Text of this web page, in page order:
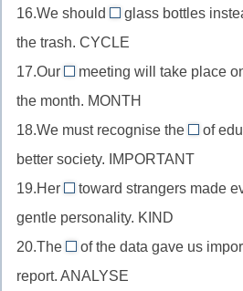
(теряется
de)
местоимения,
contest
наречие
в
начале
предложения,
16.We should
recycle
//
глагол
после
модального
глагола,
glass bottles
the trash. CYCLE
17.Our
//
прилагательное
перед
существительным,
meeting will take place
the month. MONTH
18.We must recognise the
of
better society. IMPORTANT
19.Her
//
существительное
после
toward strangers made
gentle personality. KIND
20.The
//
of the data gave us
report. ANALYSE